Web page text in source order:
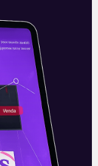
dividendos
com cerca
em um
um câmbio
por dólar